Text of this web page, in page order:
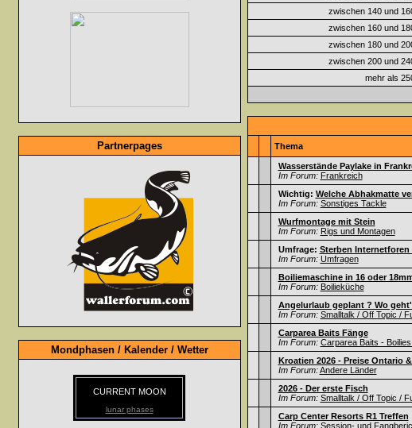
Partnerpages
Mondphasen / Kalender / Wetter
CURRENT MOON
lunar phases
zwischen 140 und
zwischen 160 und
zwischen 180 und
zwischen 200 und
mehr als
Thema
Wasserstände Paylake in
Im Forum: Frankreich
Wichtig: Welche Abhakmatte
Im Forum: Sonstiges Tackle
Wurfmontage mit Stein
Im Forum: Rigs und Montagen
Umfrage: Sterben Internetforen
Im Forum: Umfragen
Boiliemaschine in 16 oder
Im Forum: Boilieküche
Angelurlaub geplant ? Wo
Im Forum: Smalltalk / Off Topic /
Carparea Baits Fänge
Im Forum: Carparea Baits -
Kroatien 2026 - Preise Ontario
Im Forum: Andere Länder
2026 - Der erste Fisch
Im Forum: Smalltalk / Off Topic /
Carp Center Resorts R1 Treffen
Im Forum: Session- und